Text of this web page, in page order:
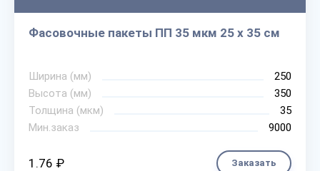
Фасовочные пакеты ПП 35 мкм 25 х 35 см
Ширина (мм)
250
Высота (мм)
350
Толщина (мкм)
35
Мин.заказ
9000
1.76 ₽ Заказать